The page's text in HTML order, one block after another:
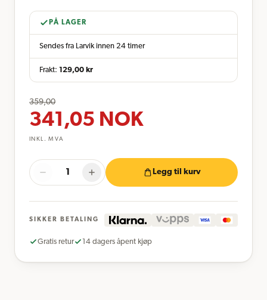
PÅ LAGER
Sendes fra Larvik innen 24 timer
Frakt: 129,00 kr
359,00
341,05 NOK
INKL. MVA
Legg til kurv
SIKKER BETALING
Gratis retur 14 dagers åpent kjøp